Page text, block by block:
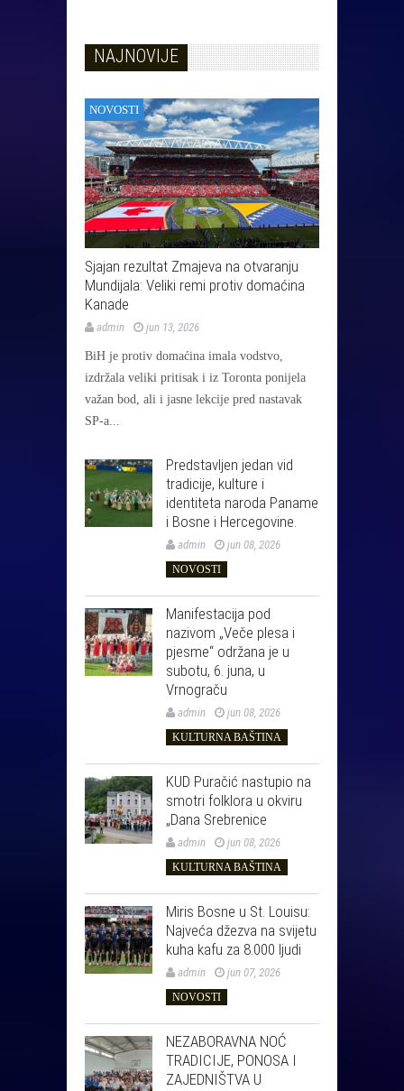
NAJNOVIJE
NOVOSTI
Sjajan rezultat Zmajeva na otvaranju
Mundijala: Veliki remi protiv domaćina
Kanade
admin jun 13, 2026
BiH je protiv domaćina imala vodstvo,
izdržala veliki pritisak i iz Toronta ponijela
važan bod, ali i jasne lekcije pred nastavak
SP-a...
Predstavljen jedan vid
tradicije, kulture i
identiteta naroda Paname
i Bosne i Hercegovine.
admin jun 08, 2026
NOVOSTI
Manifestacija pod
nazivom „Veče plesa i
pjesme“ održana je u
subotu, 6. juna, u
Vrnograču
admin jun 08, 2026
KULTURNA BAŠTINA
KUD Puračić nastupio na
smotri folklora u okviru
„Dana Srebrenice
admin jun 08, 2026
KULTURNA BAŠTINA
Miris Bosne u St. Louisu:
Najveća džezva na svijetu
kuha kafu za 8.000 ljudi
admin jun 07, 2026
NOVOSTI
NEZABORAVNA NOĆ
TRADICIJE, PONOSA I
ZAJEDNIŠTVA U